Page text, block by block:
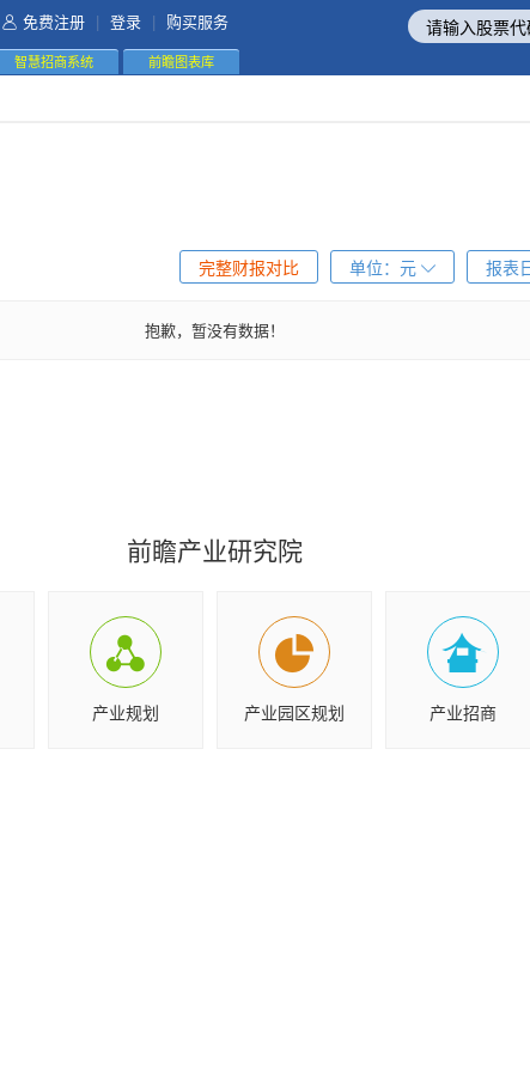
免费注册 登录 购买服务
智慧招商系统 前瞻图表库
报表
单位： 元
完整财报对比
抱歉，暂没有数据！
前瞻产业研究院
产业规划 产业园区规划 产业招商